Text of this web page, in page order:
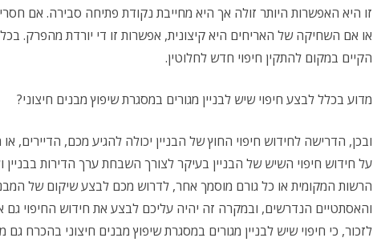
זו היא האפשרות היותר זולה אך היא מחייבת נקודת פתיחה סבירה. אם
או אם השחיקה של האריחים היא קיצונית, אפשרות זו די יורדת מהפרק.
הקיים במקום להתקין חיפוי חדש לחלוטין.
מדוע בכלל לבצע חיפוי שיש לבניין מגורים במסגרת שיפוץ מבנים חיצוני?
ובכן, הדרישה לחידוש חיפוי החוץ של הבניין יכולה להגיע מכם,
על חידוש חיפוי השיש של הבניין בעיקר לצורך השבחת ערך הדירות בבניין
הרשות המקומית או כל גורם מוסמך אחר, לדרוש מכם לבצע שיקום של
והאסתטיים הנדרשים, ובמקרה זה יהיה עליכם לבצע את חידוש החיפוי
לזכור, כי חיפוי שיש לבניין מגורים במסגרת שיפוץ מבנים חיצוני בהכרח גם